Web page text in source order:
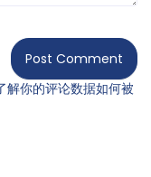
解你的评论数据如何被